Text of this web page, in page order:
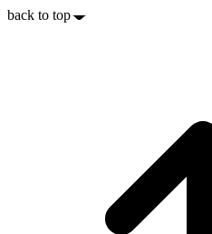
back to top